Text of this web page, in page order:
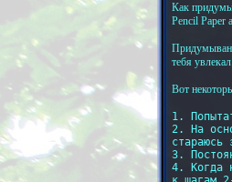
Как
Pencil Paper
тебя
Вот
1.
2. На
стараюсь
3.
4. Когда